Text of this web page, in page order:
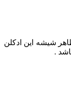
شیشه این ادکلن
.